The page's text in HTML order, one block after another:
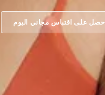
على اقتباس مجاني اليوم